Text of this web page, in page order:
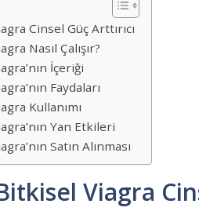
Cinsel Güç Arttırıcı
Nasıl Çalışır?
İçeriği
Faydaları
Kullanımı
Yan Etkileri
Satın Alınması
Viagra